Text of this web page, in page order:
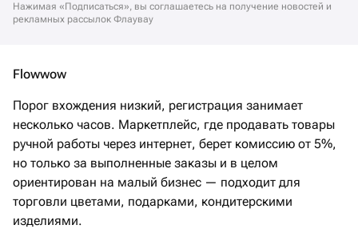
Нажимая «Подписаться», вы соглашаетесь на получение новостей и
рекламных рассылок Флаувау
Flowwow
Порог вхождения низкий, регистрация занимает
несколько часов. Маркетплейс, где продавать товары
ручной работы через интернет, берет комиссию от 5%,
но только за выполненные заказы и в целом
ориентирован на малый бизнес — подходит для
торговли цветами, подарками, кондитерскими
изделиями.